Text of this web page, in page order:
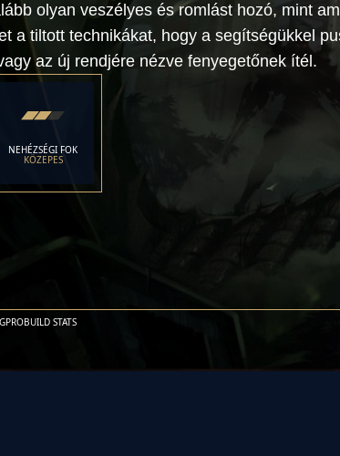
olyan veszélyes és romlást hozó, mint
a tiltott technikákat, hogy a segítségükkel
az új rendjére nézve fenyegetőnek ítél.
NEHÉZSÉGI FOK
KÖZEPES
PROBUILD STATS